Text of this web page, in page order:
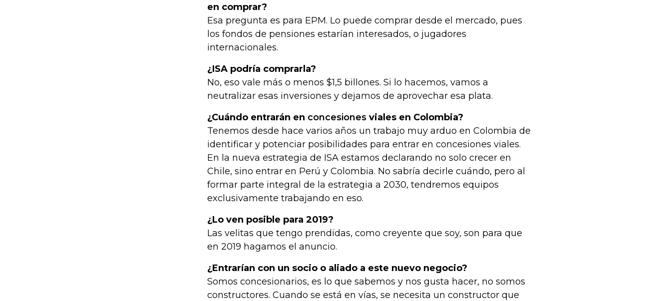
en comprar?
Esa pregunta es para EPM. Lo puede comprar desde el mercado, pues
los fondos de pensiones estarían interesados, o jugadores
internacionales.
¿ISA podría comprarla?
No, eso vale más o menos $1,5 billones. Si lo hacemos, vamos a
neutralizar esas inversiones y dejamos de aprovechar esa plata.
¿Cuándo entrarán en concesiones viales en Colombia?
Tenemos desde hace varios años un trabajo muy arduo en Colombia de
identificar y potenciar posibilidades para entrar en concesiones viales.
En la nueva estrategia de ISA estamos declarando no solo crecer en
Chile, sino entrar en Perú y Colombia. No sabría decirle cuándo, pero al
formar parte integral de la estrategia a 2030, tendremos equipos
exclusivamente trabajando en eso.
¿Lo ven posible para 2019?
Las velitas que tengo prendidas, como creyente que soy, son para que
en 2019 hagamos el anuncio.
¿Entrarían con un socio o aliado a este nuevo negocio?
Somos concesionarios, es lo que sabemos y nos gusta hacer, no somos
constructores. Cuando se está en vías, se necesita un constructor que